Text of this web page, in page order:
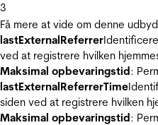
3
Få mere at vide om denne
lastExternalReferrer
ved at registrere hvilken
Maksimal opbevaringstid:
lastExternalReferrerTime
siden ved at registrere hvilken
Maksimal opbevaringstid: